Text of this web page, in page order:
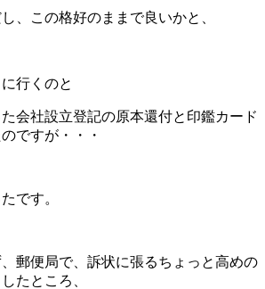
、この格好のままで良いかと、
に行くのと
会社設立登記の原本還付と印鑑カード
ですが・・・
です。
郵便局で、訴状に張るちょっと高めの
たところ、